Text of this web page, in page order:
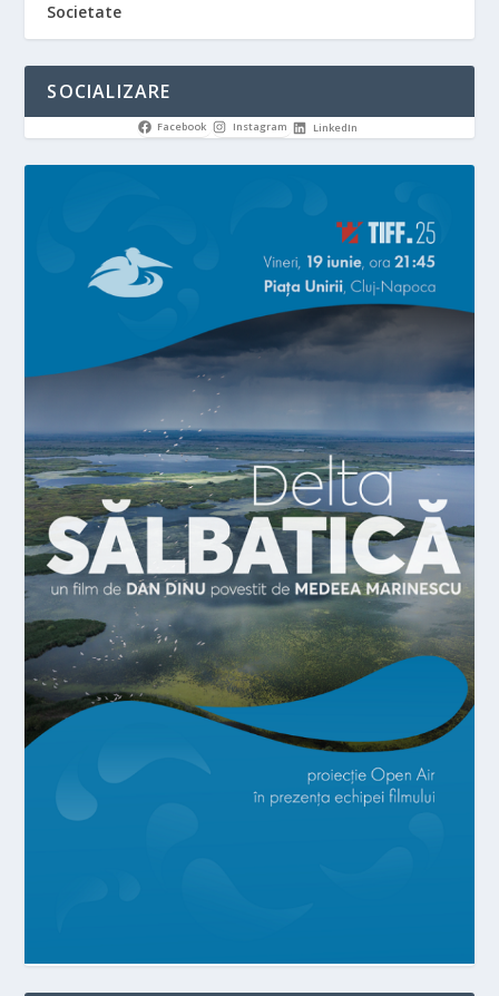
Societate
SOCIALIZARE
Facebook Instagram LinkedIn